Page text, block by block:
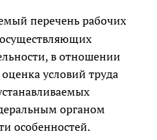
перечень рабочих
в отношении
условий труда
органом
особенностей.